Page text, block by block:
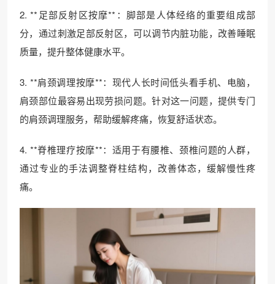
2. **足部反射区按摩**：脚部是人体经络的重要组成部
分，通过刺激足部反射区，可以调节内脏功能，改善睡眠
质量，提升整体健康水平。
3. **肩颈调理按摩**：现代人长时间低头看手机、电脑，
肩颈部位最容易出现劳损问题。针对这一问题，提供专门
的肩颈调理服务，帮助缓解疼痛，恢复舒适状态。
4. **脊椎理疗按摩**：适用于有腰椎、颈椎问题的人群，
通过专业的手法调整脊柱结构，改善体态，缓解慢性疼
痛。